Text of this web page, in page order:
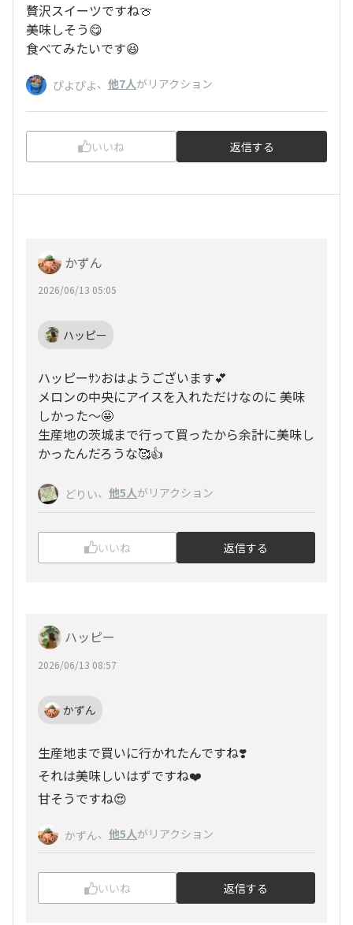
贅沢スイーツですね🍈
美味しそう😋
食べてみたいです😆
ぴよぴよ、 他7人がリアクション
いいね 返信する
かずん
2026/06/13 05:05
ハッピー
ハッピーｻﾝおはようございます💕
メロンの中央にアイスを入れただけなのに 美味
しかった～🤩
生産地の茨城まで行って買ったから余計に美味し
かったんだろうな🥰👍
どりい、 他5人がリアクション
いいね 返信する
ハッピー
2026/06/13 08:57
かずん
生産地まで買いに行かれたんですね❣️
それは美味しいはずですね❤️
甘そうですね😍
かずん、 他5人がリアクション
いいね 返信する